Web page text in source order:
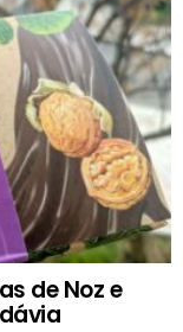
de Noz e